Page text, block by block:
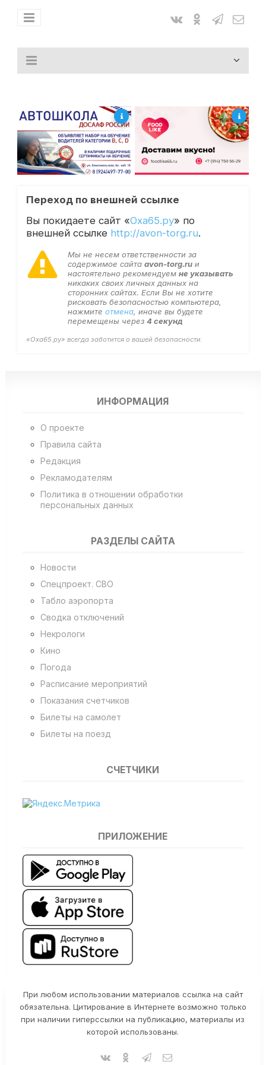
Переход по внешней ссылке
Вы покидаете сайт «Оха65.ру» по
внешней ссылке http://avon-torg.ru.
Мы не несем ответственности за
содержимое сайта avon-torg.ruи
настоятельно рекомендуем не указывать
никаких своих личных данных на
сторонних сайтах. Если Вы не хотите
рисковать безопасностью компьютера,
нажмите отмена, иначе вы будете
перемещены через 4 секунд
«Оха65.ру» всегда заботится о вашей безопасности.
ИНФОРМАЦИЯ
О проекте
Правила сайта
Редакция
Рекламодателям
Политика в отношении обработки
персональных данных
РАЗДЕЛЫ САЙТА
Новости
Спецпроект. СВО
Табло аэропорта
Сводка отключений
Некрологи
Кино
Погода
Расписание мероприятий
Показания счетчиков
Билеты на самолет
Билеты на поезд
СЧЕТЧИКИ
ПРИЛОЖЕНИЕ
При любом использовании материалов ссылка на сайт
обязательна. Цитирование в Интернете возможно только
при наличии гиперссылки на публикацию, материалы из
которой использованы.